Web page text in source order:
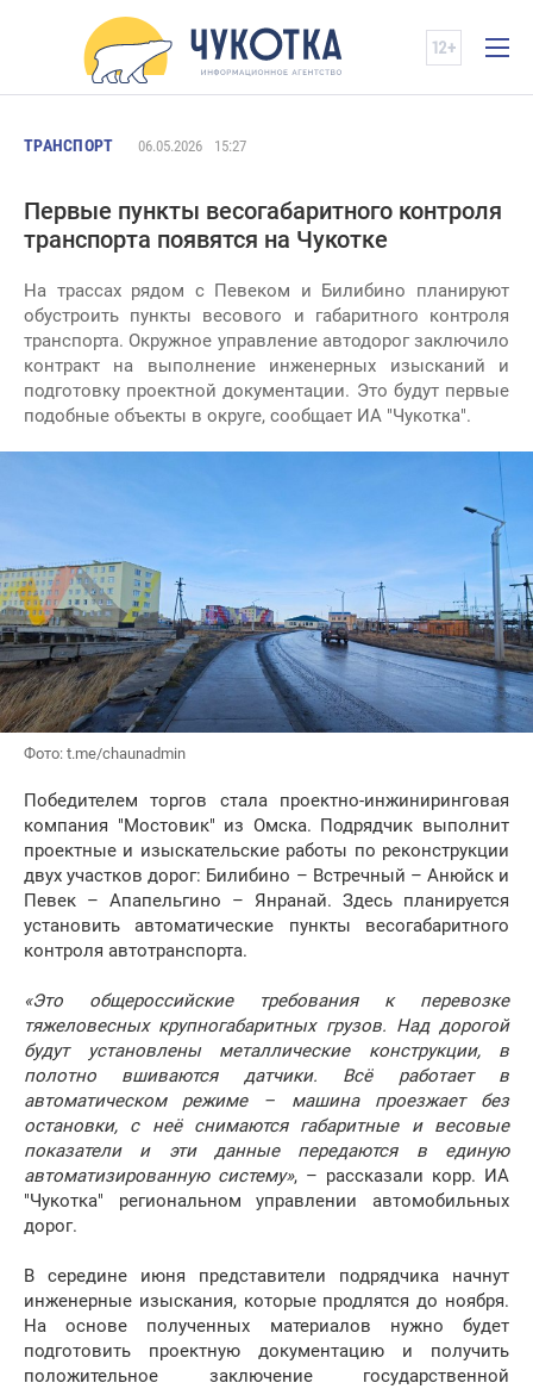
ТРАНСПОРТ 06.05.2026 15:27
Первые пункты весогабаритного контроля
транспорта появятся на Чукотке
На трассах рядом с Певеком и Билибино планируют
обустроить пункты весового и габаритного контроля
транспорта. Окружное управление автодорог заключило
контракт на выполнение инженерных изысканий и
подготовку проектной документации. Это будут первые
подобные объекты в округе, сообщает ИА "Чукотка".
Фото: t.me/chaunadmin
Победителем торгов стала проектно-инжиниринговая
компания "Мостовик" из Омска. Подрядчик выполнит
проектные и изыскательские работы по реконструкции
двух участков дорог: Билибино – Встречный – Анюйск и
Певек – Апапельгино – Янранай. Здесь планируется
установить автоматические пункты весогабаритного
контроля автотранспорта.
«Это общероссийские требования к перевозке
тяжеловесных крупногабаритных грузов. Над дорогой
будут установлены металлические конструкции, в
полотно вшиваются датчики. Всё работает в
автоматическом режиме – машина проезжает без
остановки, с неё снимаются габаритные и весовые
показатели и эти данные передаются в единую
автоматизированную систему», – рассказали корр. ИА
"Чукотка" региональном управлении автомобильных
дорог.
В середине июня представители подрядчика начнут
инженерные изыскания, которые продлятся до ноября.
На основе полученных материалов нужно будет
подготовить проектную документацию и получить
положительное заключение государственной